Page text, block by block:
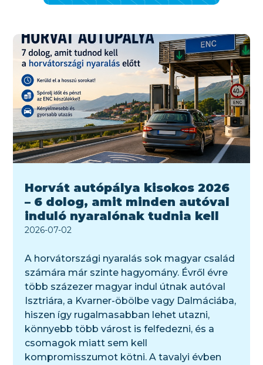
Horvát autópálya kisokos 2026
– 6 dolog, amit minden autóval
induló nyaralónak tudnia kell
2026-07-02
A horvátországi nyaralás sok magyar család
számára már szinte hagyomány. Évről évre
több százezer magyar indul útnak autóval
Isztriára, a Kvarner-öbölbe vagy Dalmáciába,
hiszen így rugalmasabban lehet utazni,
könnyebb több várost is felfedezni, és a
csomagok miatt sem kell
kompromisszumot kötni. A tavalyi évben